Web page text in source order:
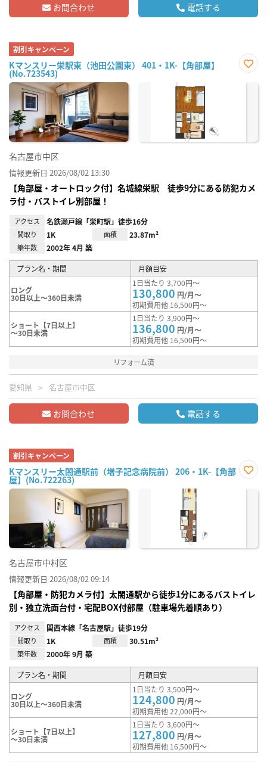
お問合わせ 電話する
割引キャンペーン
Kマンスリー栄駅東（池田公園東） 401・1K-【角部屋】
(No.723543)
に入
名古屋市中区
情報更新日 2026/08/02 13:30
【角部屋・オートロック付】名城線栄駅 徒歩9分にある防犯カメ
ラ付・バストイレ別部屋！
アクセス 名鉄瀬戸線「栄町駅」徒歩16分
間取り 1K 面積 23.87m²
築年数 2002年 4月 築
プラン名・期間 月額目安
ロング
30日以上～360日未満
1日当たり 3,700円～
130,800 円/月～
初期費用他 16,500円～
ショート【7日以上】
～30日未満
1日当たり 3,900円～
136,800 円/月～
初期費用他 16,500円～
リフォーム済
愛知県 名古屋市中区
お問合わせ 電話する
割引キャンペーン
Kマンスリー太閤通駅前（増子記念病院前） 206・1K-【角部
屋】(No.722263)
に入
名古屋市中村区
情報更新日 2026/08/02 09:14
【角部屋・防犯カメラ付】太閤通駅から徒歩1分にあるバストイレ
別・独立洗面台付・宅配BOX付部屋（駐車場先着順あり）
アクセス 関西本線「名古屋駅」徒歩19分
間取り 1K 面積 30.51m²
築年数 2000年 9月 築
プラン名・期間 月額目安
ロング
30日以上～360日未満
1日当たり 3,500円～
124,800 円/月～
初期費用他 22,000円～
ショート【7日以上】
～30日未満
1日当たり 3,600円～
127,800 円/月～
初期費用他 16,500円～